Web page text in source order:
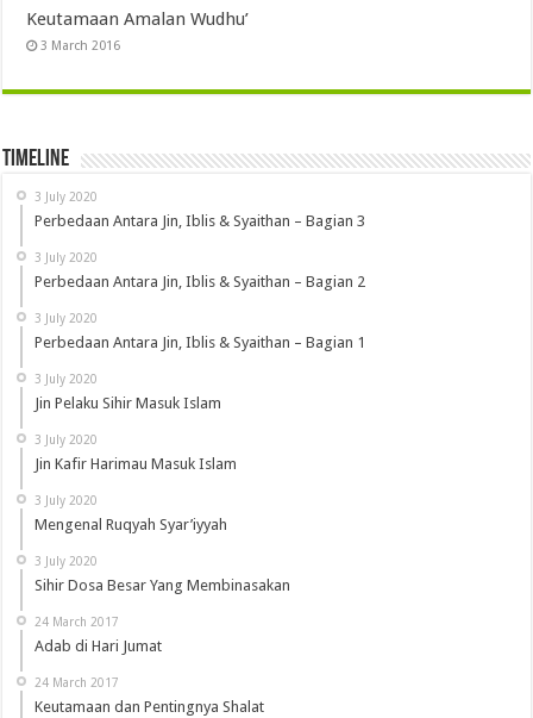
Keutamaan Amalan Wudhu’
3 March 2016
Timeline
3 July 2020
Perbedaan Antara Jin, Iblis & Syaithan – Bagian 3
3 July 2020
Perbedaan Antara Jin, Iblis & Syaithan – Bagian 2
3 July 2020
Perbedaan Antara Jin, Iblis & Syaithan – Bagian 1
3 July 2020
Jin Pelaku Sihir Masuk Islam
3 July 2020
Jin Kafir Harimau Masuk Islam
3 July 2020
Mengenal Ruqyah Syar’iyyah
3 July 2020
Sihir Dosa Besar Yang Membinasakan
24 March 2017
Adab di Hari Jumat
24 March 2017
Keutamaan dan Pentingnya Shalat